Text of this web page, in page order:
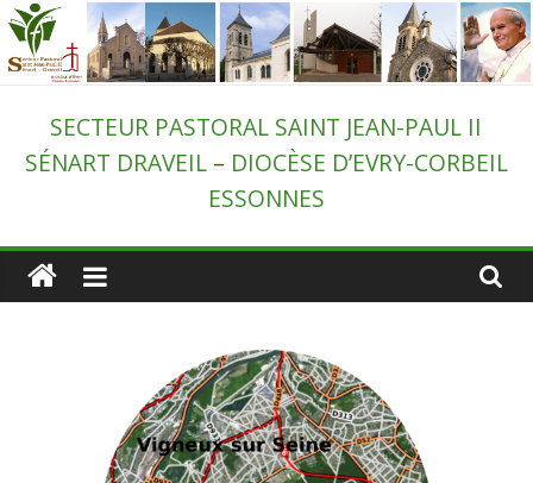
Passer
au
contenu
Secteur
pastoral
de
Draveil
SECTEUR PASTORAL SAINT JEAN-PAUL II
SÉNART DRAVEIL– DIOCÈSE D’EVRY-CORBEIL
ESSONNES